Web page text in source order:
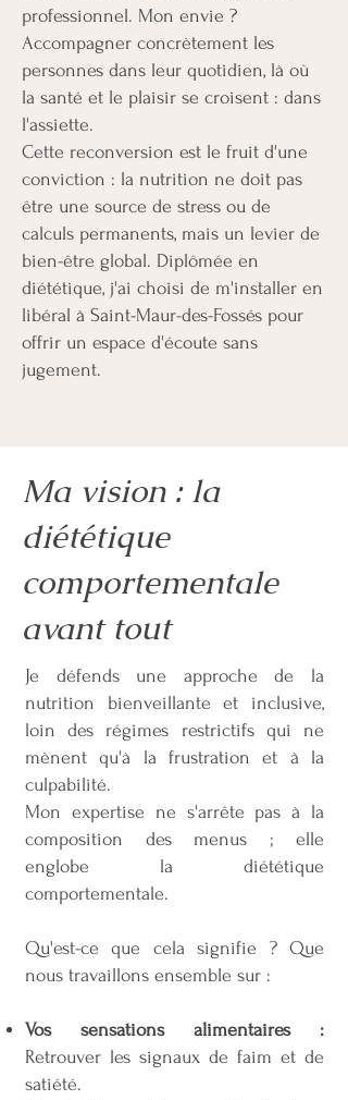
professionnel. Mon envie ?
Accompagner concrètement les
personnes dans leur quotidien, là où
la santé et le plaisir se croisent : dans
l'assiette.
Cette reconversion est le fruit d'une
conviction : la nutrition ne doit pas
être une source de stress ou de
calculs permanents, mais un levier de
bien-être global. Diplômée en
diététique, j'ai choisi de m'installer en
libéral à Saint-Maur-des-Fossés pour
offrir un espace d'écoute sans
jugement.
Ma vision : la
diététique
comportementale
avant tout
Je défends une approche de la
nutrition bienveillante et inclusive,
loin des régimes restrictifs qui ne
mènent qu'à la frustration et à la
culpabilité.
Mon expertise ne s'arrête pas à la
composition des menus ; elle
englobe la diététique
comportementale.
Qu'est-ce que cela signifie ? Que
nous travaillons ensemble sur :
Vos sensations alimentaires :
Retrouver les signaux de faim et de
satiété.